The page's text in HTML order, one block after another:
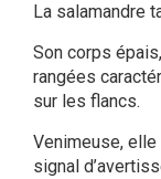
La salamandre
Son corps
rangées
sur les flancs.
Venimeuse,
signal